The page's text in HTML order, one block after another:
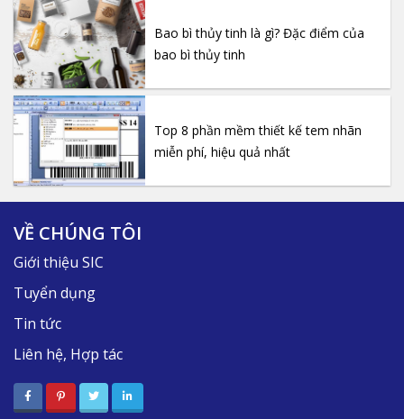
Bao bì thủy tinh là gì? Đặc điểm của
bao bì thủy tinh
Top 8 phần mềm thiết kế tem nhãn
miễn phí, hiệu quả nhất
máy xử rấnh carton sóng xs-1200
VỀ CHÚNG TÔI
Giới thiệu SIC
Tuyển dụng
Tin tức
Liên hệ, Hợp tác